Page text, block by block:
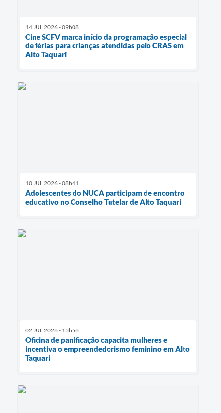
14 JUL 2026 - 09h08
Cine SCFV marca início da programação especial
de férias para crianças atendidas pelo CRAS em
Alto Taquari
10 JUL 2026 - 08h41
Adolescentes do NUCA participam de encontro
educativo no Conselho Tutelar de Alto Taquari
02 JUL 2026 - 13h56
Oficina de panificação capacita mulheres e
incentiva o empreendedorismo feminino em Alto
Taquari